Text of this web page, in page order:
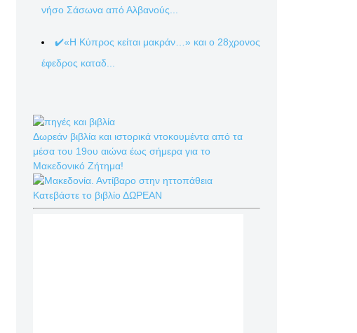
νήσο Σάσωνα από Αλβανούς...
✔️«Η Κύπρος κείται μακράν…» και ο 28χρονος
έφεδρος καταδ...
Δωρεάν βιβλία και ιστορικά ντοκουμέντα από τα
μέσα του 19ου αιώνα έως σήμερα για το
Μακεδονικό Ζήτημα!
Κατεβάστε το βιβλίο ΔΩΡΕΑΝ